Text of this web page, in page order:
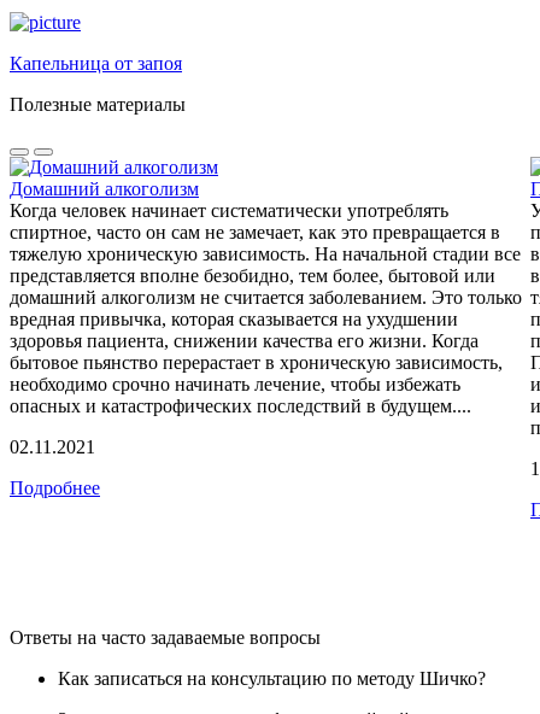
Капельница от запоя
Полезные материалы
Домашний алкоголизм
Когда человек начинает систематически употреблять
спиртное, часто он сам не замечает, как это превращается в
тяжелую хроническую зависимость. На начальной стадии все
представляется вполне безобидно, тем более, бытовой или
домашний алкоголизм не считается заболеванием. Это только
вредная привычка, которая сказывается на ухудшении
здоровья пациента, снижении качества его жизни. Когда
бытовое пьянство перерастает в хроническую зависимость,
необходимо срочно начинать лечение, чтобы избежать
опасных и катастрофических последствий в будущем....
02.11.2021
Подробнее
Ответы на часто задаваемые вопросы
Как записаться на консультацию по методу Шичко?